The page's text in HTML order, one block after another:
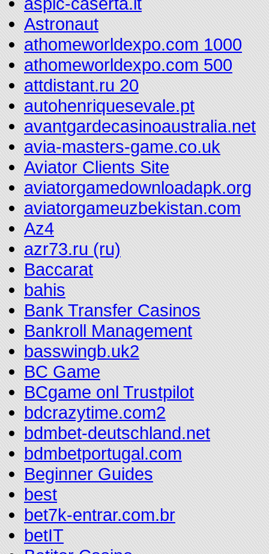
Astronaut
athomeworldexpo.com 1000
athomeworldexpo.com 500
attdistant.ru 20
autohenriquesevale.pt
avantgardecasinoaustralia.net
avia-masters-game.co.uk
Aviator Clients Site
aviatorgamedownloadapk.org
aviatorgameuzbekistan.com
Az4
azr73.ru (ru)
Baccarat
bahis
Bank Transfer Casinos
Bankroll Management
basswingb.uk2
BC Game
BCgame onl Trustpilot
bdcrazytime.com2
bdmbet-deutschland.net
bdmbetportugal.com
Beginner Guides
best
bet7k-entrar.com.br
betIT